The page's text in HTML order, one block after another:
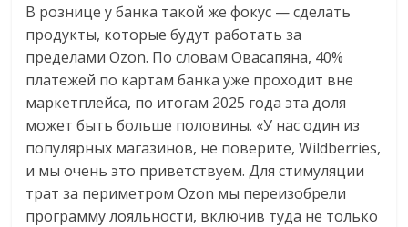
В рознице у банка такой же фокус — сделать
продукты, которые будут работать за
пределами Ozon. По словам Овасапяна, 40%
платежей по картам банка уже проходит вне
маркетплейса, по итогам 2025 года эта доля
может быть больше половины. «У нас один из
популярных магазинов, не поверите, Wildberries,
и мы очень это приветствуем. Для стимуляции
трат за периметром Ozon мы переизобрели
программу лояльности, включив туда не только